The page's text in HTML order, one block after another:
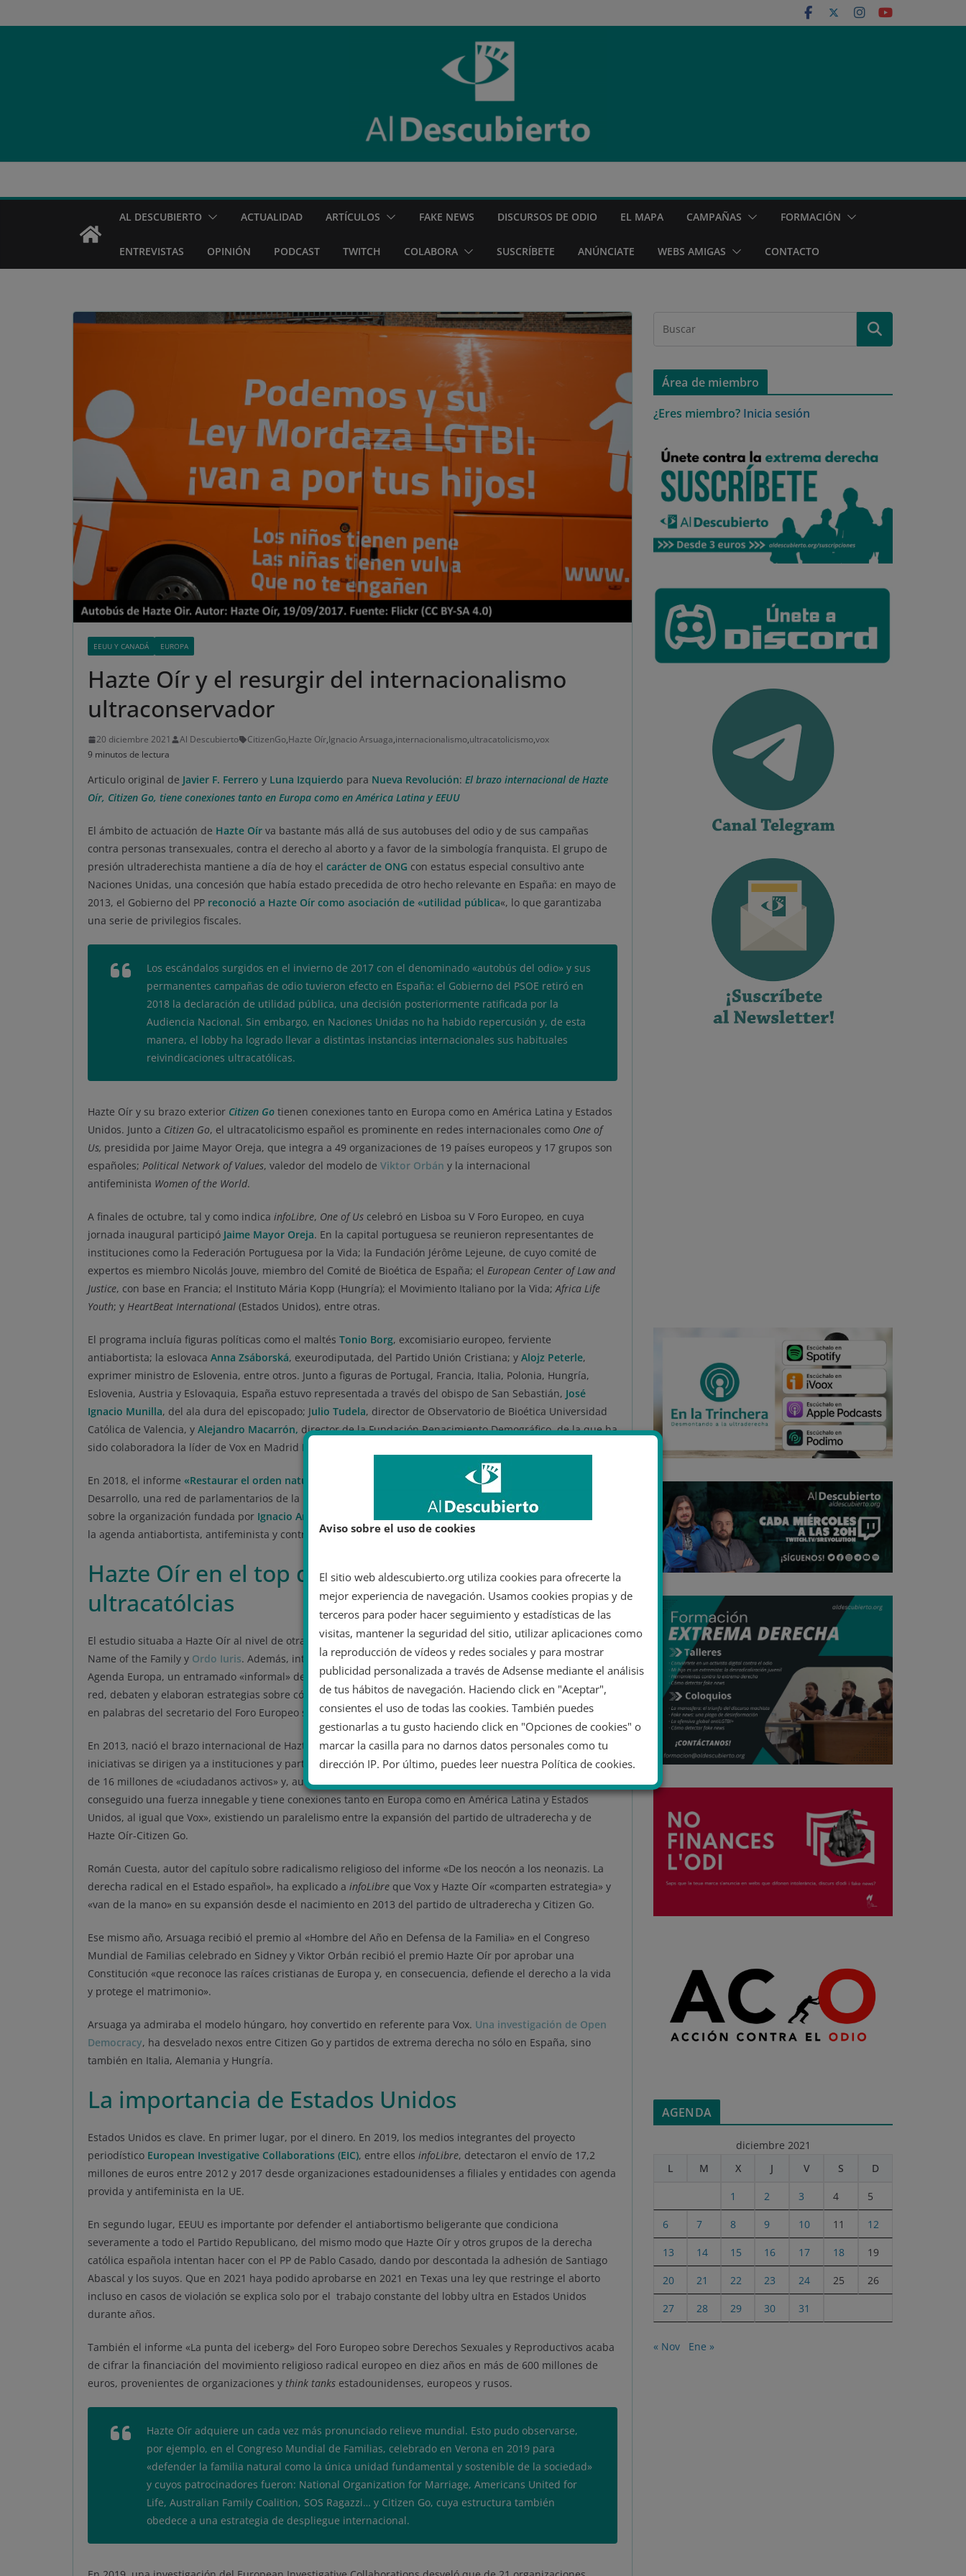
al
AL DESCUBIERTO ACTUALIDAD ARTÍCULOS FAKE NEWS DISCURSOS DE ODIO EL MAPA CAMPAÑAS FORMACIÓN
ENTREVISTAS OPINIÓN PODCAST TWITCH COLABORA SUSCRÍBETE ANÚNCIATE WEBS AMIGAS CONTACTO
EEUU Y CANADÁ EUROPA
Hazte Oír y el resurgir del internacionalismo
ultraconservador
20 diciembre 2021 Al Descubierto CitizenGo,Hazte Oír,Ignacio Arsuaga,internacionalismo,ultracatolicismo,vox
9 minutos de lectura
Articulo original de Javier F. Ferrero y Luna Izquierdo para Nueva Revolución: El brazo internacional de Hazte
Oír, Citizen Go, tiene conexiones tanto en Europa como en América Latina y EEUU
El ámbito de actuación de Hazte Oír va bastante más allá de sus autobuses del odio y de sus campañas
contra personas transexuales, contra el derecho al aborto y a favor de la simbología franquista. El grupo de
presión ultraderechista mantiene a día de hoy el carácter de ONG con estatus especial consultivo ante
Naciones Unidas, una concesión que había estado precedida de otro hecho relevante en España: en mayo de
2013, el Gobierno del PP reconoció a Hazte Oír como asociación de «utilidad pública«, lo que garantizaba
una serie de privilegios fiscales.
Los escándalos surgidos en el invierno de 2017 con el denominado «autobús del odio» y sus
permanentes campañas de odio tuvieron efecto en España: el Gobierno del PSOE retiró en
2018 la declaración de utilidad pública, una decisión posteriormente ratificada por la
Audiencia Nacional. Sin embargo, en Naciones Unidas no ha habido repercusión y, de esta
manera, el lobby ha logrado llevar a distintas instancias internacionales sus habituales
reivindicaciones ultracatólicas.
Hazte Oír y su brazo exterior Citizen Go tienen conexiones tanto en Europa como en América Latina y Estados
Unidos. Junto a Citizen Go, el ultracatolicismo español es prominente en redes internacionales como One of
Us, presidida por Jaime Mayor Oreja, que integra a 49 organizaciones de 19 países europeos y 17 grupos son
españoles; Political Network of Values, valedor del modelo de Viktor Orbán y la internacional
antifeminista Women of the World.
A finales de octubre, tal y como indica infoLibre, One of Us celebró en Lisboa su V Foro Europeo, en cuya
jornada inaugural participó Jaime Mayor Oreja. En la capital portuguesa se reunieron representantes de
instituciones como la Federación Portuguesa por la Vida; la Fundación Jérôme Lejeune, de cuyo comité de
expertos es miembro Nicolás Jouve, miembro del Comité de Bioética de España; el European Center of Law and
Justice, con base en Francia; el Instituto Mária Kopp (Hungría); el Movimiento Italiano por la Vida;Africa Life
Youth; y HeartBeat International (Estados Unidos), entre otras.
El programa incluía figuras políticas como el maltés Tonio Borg, excomisiario europeo, ferviente
antiabortista; la eslovaca Anna Zsáborská, exeurodiputada, del Partido Unión Cristiana; y Alojz Peterle,
exprimer ministro de Eslovenia, entre otros. Junto a figuras de Portugal, Francia, Italia, Polonia, Hungría,
Eslovenia, Austria y Eslovaquia, España estuvo representada a través del obispo de San Sebastián, José
Ignacio Munilla, del ala dura del episcopado; Julio Tudela, director de Observatorio de Bioética Universidad
Católica de Valencia, y Alejandro Macarrón, director de la Fundación Renacimiento Demográfico, de la que ha
sido colaboradora la líder de Vox en Madrid Rocío Monasterio.
En 2018, el informe «Restaurar el orden natural»
elaborado por el Foro Europeo sobre Población y
Desarrollo, una red de parlamentarios de la UE contra la intolerancia religiosa, ya puso el punto de mira
sobre la organización fundada por Ignacio Arsuaga
por su contribución al despliegue a nivel continental de
la agenda antiabortista, antifeminista y contraria a los derechos LGTBI, tal y como recoge
Hazte Oír en el top de organizaciones
ultracatólcias
El estudio situaba a Hazte Oír al nivel de otras tres organizaciones punteras: La Manif pour Tous, In the
Name of the Family y Ordo Iuris. Además, integraba a Arsuaga entre las figuras destacadas de la llamada
Agenda Europa, un entramado «informal» de asociaciones, iglesias, académicos y políticos que «trabajan en
red, debaten y elaboran estrategias sobre cómo hacer avanzar la cosmovisión religiosa dentro de Europa»,
en palabras del secretario del Foro Europeo sobre Población, Neil Datta.
En 2013, nació el brazo internacional de Hazte Oír, Citizen Go, también presidido por Arsuaga, y cuyas
iniciativas se dirigen ya a instituciones y partidos de unos 50 países. Citizen Go presume de contar con más
de 16 millones de «ciudadanos activos» y, aunque pueden exagerar, lo seguro es que «Citizen Go ha
conseguido una fuerza innegable y tiene conexiones tanto en Europa como en América Latina y Estados
Unidos, al igual que Vox», existiendo un paralelismo entre la expansión del partido de ultraderecha y de
Hazte Oír-Citizen Go.
Román Cuesta, autor del capítulo sobre radicalismo religioso del informe «De los neocón a los neonazis. La
derecha radical en el Estado español», ha explicado a infoLibre que Vox y Hazte Oír «comparten estrategia» y
«van de la mano» en su expansión desde el nacimiento en 2013 del partido de ultraderecha y Citizen Go.
Ese mismo año, Arsuaga recibió el premio al «Hombre del Año en Defensa de la Familia» en el Congreso
Mundial de Familias celebrado en Sidney y Viktor Orbán recibió el premio Hazte Oír por aprobar una
Constitución «que reconoce las raíces cristianas de Europa y, en consecuencia, defiende el derecho a la vida
y protege el matrimonio».
Arsuaga ya admiraba el modelo húngaro, hoy convertido en referente para Vox. Una investigación de Open
Democracy, ha desvelado nexos entre Citizen Go y partidos de extrema derecha no sólo en España, sino
también en Italia, Alemania y Hungría.
La importancia de Estados Unidos
Estados Unidos es clave. En primer lugar, por el dinero. En 2019, los medios integrantes del proyecto
periodístico European Investigative Collaborations (EIC), entre ellos infoLibre, detectaron el envío de 17,2
millones de euros entre 2012 y 2017 desde organizaciones estadounidenses a filiales y entidades con agenda
provida y antifeminista en la UE.
En segundo lugar, EEUU es importante por defender el antiabortismo beligerante que condiciona
severamente a todo el Partido Republicano, del mismo modo que Hazte Oír y otros grupos de la derecha
católica española intentan hacer con el PP de Pablo Casado, dando por descontada la adhesión de Santiago
Abascal y los suyos. Que en 2021 haya podido aprobarse en 2021 en Texas una ley que restringe el aborto
incluso en casos de violación se explica solo por el trabajo constante del lobby ultra en Estados Unidos
durante años.
También el informe «La punta del iceberg» del Foro Europeo sobre Derechos Sexuales y Reproductivos acaba
de cifrar la financiación del movimiento religioso radical europeo en diez años en más de 600 millones de
euros, provenientes de organizaciones y think tanks estadounidenses, europeos y rusos.
Hazte Oír adquiere un cada vez más pronunciado relieve mundial. Esto pudo observarse,
por ejemplo, en el Congreso Mundial de Familias, celebrado en Verona en 2019 para
«defender la familia natural como la única unidad fundamental y sostenible de la sociedad»
y cuyos patrocinadores fueron: National Organization for Marriage, Americans United for
Life, Australian Family Coalition, SOS Ragazzi… y Citizen Go, cuya estructura también
obedece a una estrategia de despliegue internacional.
Área de miembro
¿Eres miembro? Inicia sesión
AGENDA
diciembre 2021
L
M X J V S D
1 2 3 4 5
6 7 8 9 10 11 12
13 14 15 16 17 18 19
20 21 22 23 24 25 26
27 28 29 30 31
« Nov Ene »
Aviso sobre el uso de cookies
El sitio web aldescubierto.org utiliza cookies para ofrecerte la
mejor experiencia de navegación. Usamos cookies propias y de
terceros para poder hacer seguimiento y estadísticas de las
visitas, mantener la seguridad del sitio, utilizar aplicaciones como
la reproducción de vídeos y redes sociales y para mostrar
publicidad personalizada a través de Adsense mediante el análisis
de tus hábitos de navegación. Haciendo click en "Aceptar",
consientes el uso de todas las cookies. También puedes
gestionarlas a tu gusto haciendo click en "Opciones de cookies" o
marcar la casilla para no darnos datos personales como tu
dirección IP. Por último, puedes leer nuestra Política de cookies.
No dar mi información personal
Rechazar cookies Política de cookies